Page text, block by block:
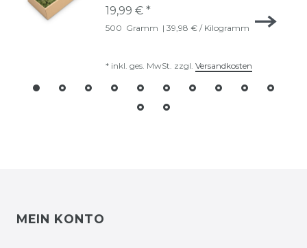
19,99 € *
500 Gramm | 39,98 € / Kilogramm
* inkl. ges. MwSt. zzgl. Versandkosten
MEIN KONTO